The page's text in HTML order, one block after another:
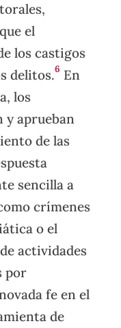
el
los castigos
delitos.6 En
los
y aprueban
de las
sencilla a
crímenes
o el
actividades
por
fe en el
de